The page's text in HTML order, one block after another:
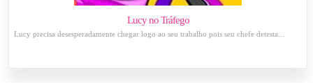
Lucy no Tráfego
Lucy precisa desesperadamente chegar logo ao seu trabalho pois seu chefe detesta...